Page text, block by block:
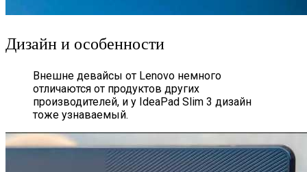
Дизайн и особенности
Внешне девайсы от Lenovo немного
отличаются от продуктов других
производителей, и у IdeaPad Slim 3 дизайн
тоже узнаваемый.